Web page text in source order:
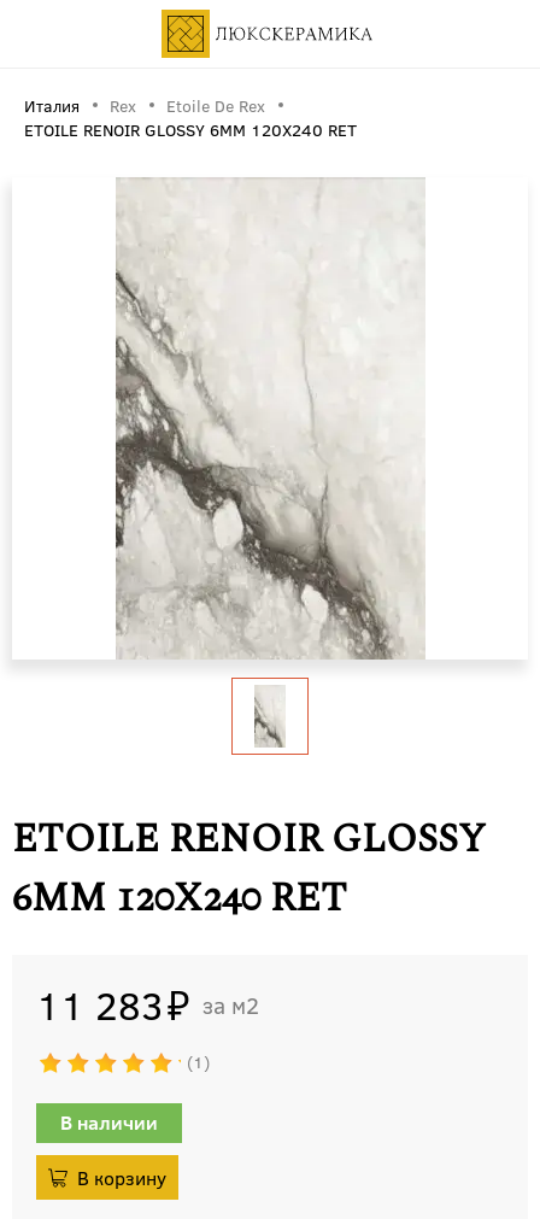
Италия Rex
Etoile De Rex
ETOILE RENOIR GLOSSY 6MM 120X240 RET
ETOILE RENOIR GLOSSY
6MM 120X240 RET
11 283 м2
1
В наличии